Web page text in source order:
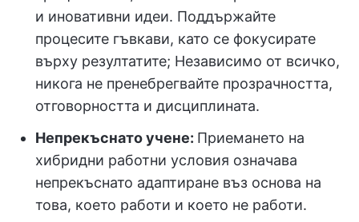
и иновативни идеи. Поддържайте
процесите гъвкави, като се фокусирате
върху резултатите; Независимо от всичко,
никога не пренебрегвайте прозрачността,
отговорността и дисциплината.
Непрекъснато учене: Приемането на
хибридни работни условия означава
непрекъснато адаптиране въз основа на
това, което работи и което не работи.